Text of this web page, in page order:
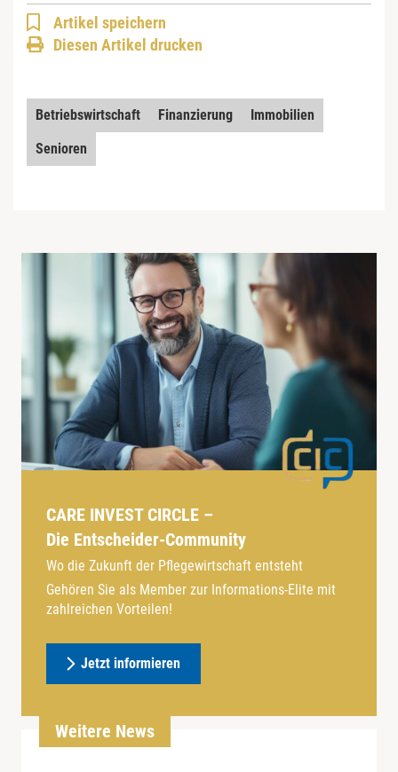
Artikel speichern
Diesen Artikel drucken
Betriebswirtschaft Finanzierung
Immobilien
Senioren
CARE INVEST CIRCLE –
Die Entscheider-Community
Wo die Zukunft der Pflegewirtschaft entsteht
Gehören Sie als Member zur Informations-Elite mit
zahlreichen Vorteilen!
Jetzt informieren
Weitere News